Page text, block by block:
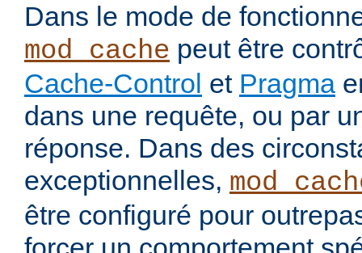
Dans le mode de
mod_cache peut être
Cache-Control et Pragma
dans une requête, ou par
réponse. Dans des
exceptionnelles,
être configuré pour